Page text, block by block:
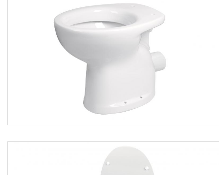
orizzontale, l’allacciamento alla rete idrica con rubinetto
d’arresto, la tubazione di collegamento con relative curve
ed accessori, le parti in vista cromate, il controllo dei livelli
di riferimento, le assistenze murarie, la siliconatura tra il
vaso e la pavimentazione in piastrelle, la pulizia finale con
l'asportazione dei detriti e polvere, il trasporto delle
macerie al piano di carico con lo sgombero e trasporto alle
pubbliche discariche, i corrispettivi per diritti di discarica,
nonché ogni altra prestazione accessoria occorrente per
eseguire l’opera a regola d’arte.
doc. tec.